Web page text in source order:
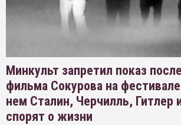
Минкульт запретил показ
фильма Сокурова на
нем Сталин, Черчилль, Гитлер
спорят о жизни